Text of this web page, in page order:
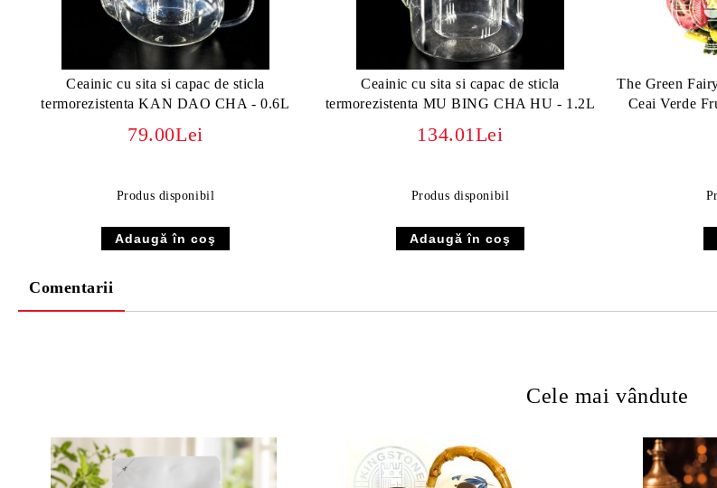
Ceainic cu sita si capac de sticla
termorezistenta KAN DAO CHA - 0.6L
79.00Lei
Produs disponibil
Ceainic cu sita si capac de sticla
termorezistenta MU BING CHA HU - 1.2L
134.01Lei
Produs disponibil
The Green
Ceai Verde
Comentarii
Cele mai vândute